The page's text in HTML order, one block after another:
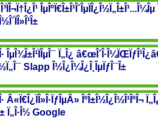
ÎµÎ¾Î±Î¹ÏÎµÎ¯ Ï„Î¿
Slapp Î½Î¿Î¼Î¿Î¸ÎµÏƒÎ¯Î±
Â«Ï€Î¿ÏÎ»Î·ÏƒÎµÂ» ÎºÎ±Î½Î¿Î½Î¹ÎºÎ¬
Ï„Î·Î½ Google